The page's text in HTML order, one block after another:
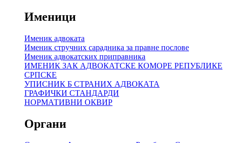
Именици
Именик адвоката
Именик стручних сарадника за правне послове
Именик адвокатских приправника
ИМЕНИК ЗАК АДВОКАТСКЕ КОМОРЕ РЕПУБЛИКЕ
СРПСКЕ
УПИСНИК Б СТРАНИХ АДВОКАТА
ГРАФИЧКИ СТАНДАРДИ
НОРМАТИВНИ ОКВИР
Органи